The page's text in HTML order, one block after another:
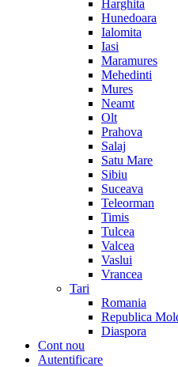
Harghita
Hunedoara
Ialomita
Iasi
Maramures
Mehedinti
Mures
Neamt
Olt
Prahova
Salaj
Satu Mare
Sibiu
Suceava
Teleorman
Timis
Tulcea
Valcea
Vaslui
Vrancea
Tari
Romania
Republica
Diaspora
Cont nou
Autentificare